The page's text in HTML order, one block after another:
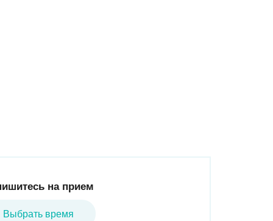
на прием
Выбрать время